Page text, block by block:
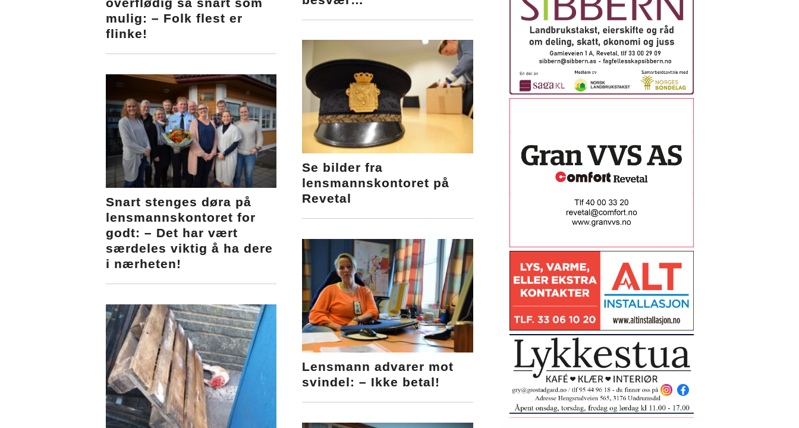
overflødig så snart som
mulig: – Folk flest er
flinke!
Se bilder fra
lensmannskontoret på
Revetal
Snart stenges døra på
lensmannskontoret for
godt: – Det har vært
særdeles viktig å ha dere
i nærheten!
Lensmann advarer mot
svindel: – Ikke betal!